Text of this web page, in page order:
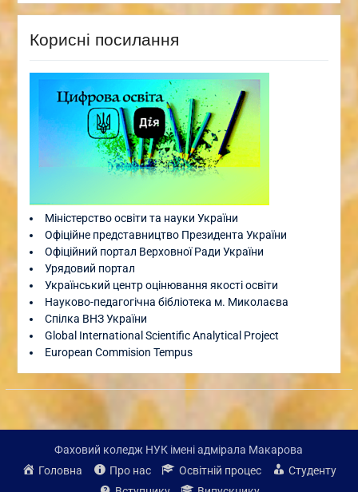
Корисні посилання
Міністерство освіти та науки України
Офіційне представництво Президента України
Офіційний портал Верховної Ради України
Урядовий портал
Український центр оцінювання якості освіти
Науково-педагогічна бібліотека м. Миколаєва
Спілка ВНЗ України
Global International Scientific Analytical Project
European Commision Tempus
Фаховий коледж НУК імені адмірала Макарова
Головна
Про нас Освітній процес
Студенту